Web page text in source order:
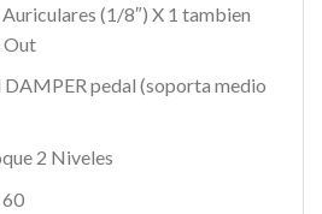
(1/8″) X 1 tambien
Out
DAMPER pedal (soporta medio
2 Niveles